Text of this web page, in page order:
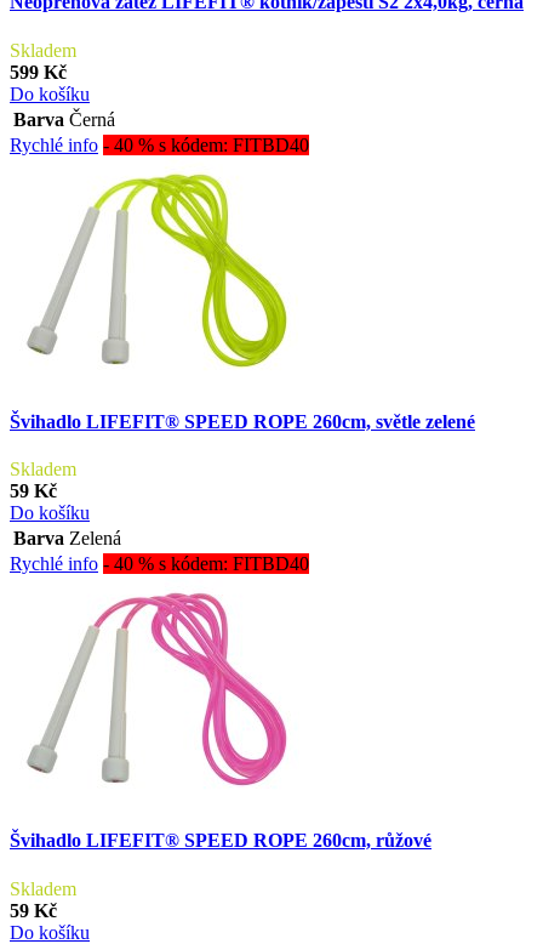
Skladem
599 Kč
Do košíku
Barva Černá
Rychlé info - 40 % s kódem: FITBD40
Švihadlo LIFEFIT® SPEED ROPE 260cm, světle zelené
Skladem
59 Kč
Do košíku
Barva Zelená
Rychlé info - 40 % s kódem: FITBD40
Švihadlo LIFEFIT® SPEED ROPE 260cm, růžové
Skladem
59 Kč
Do košíku